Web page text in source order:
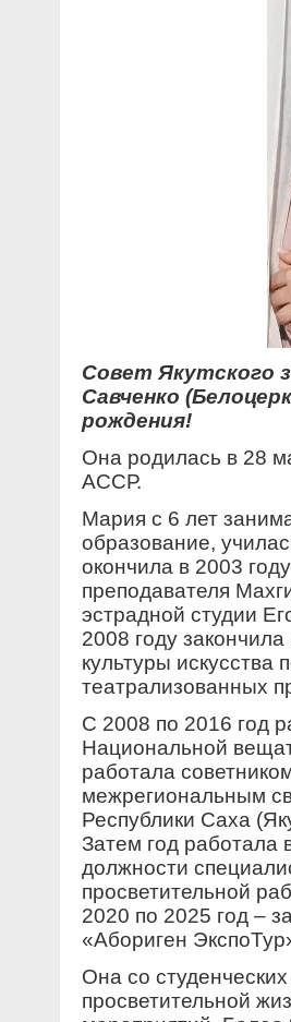
Совет Якутского
Савченко
рождения!
Она родилась в 28
АССР.
Мария с 6 лет
образование,
окончила в 2003
преподавателя
эстрадной студии
2008 году
культуры искусства
театрализованных
С 2008 по 2016 год
Национальной
работала
межрегиональным
Республики Саха
Затем год работала
должности
просветительной
2020 по 2025 год –
«Абориген
Она со студенческих
просветительной